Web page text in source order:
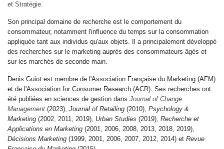
et Stratégie.
Son principal domaine de recherche est le comportement du
consommateur, notamment l'influence du temps sur la consommation
appliquée tant aux individus qu'aux objets. Il a principalement développé
des recherches sur le marketing auprès des consommateurs âgés et
sur les marchés de seconde main.
Denis Guiot est membre de l'Association Française du Marketing (AFM)
et de l'Association for Consumer Research (ACR). Ses recherches ont
été publiées en sciences de gestion dans Journal of Change
Management (2023), Journal of Retailing (2010), Psychology &
Marketing (2002, 2011, 2019), Urban Studies (2019), Recherche et
Applications en Marketing (2001, 2006, 2008, 2013, 2018, 2019),
Décisions Marketing (1999, 2001, 2006, 2007, 2012, 2014) et Revue